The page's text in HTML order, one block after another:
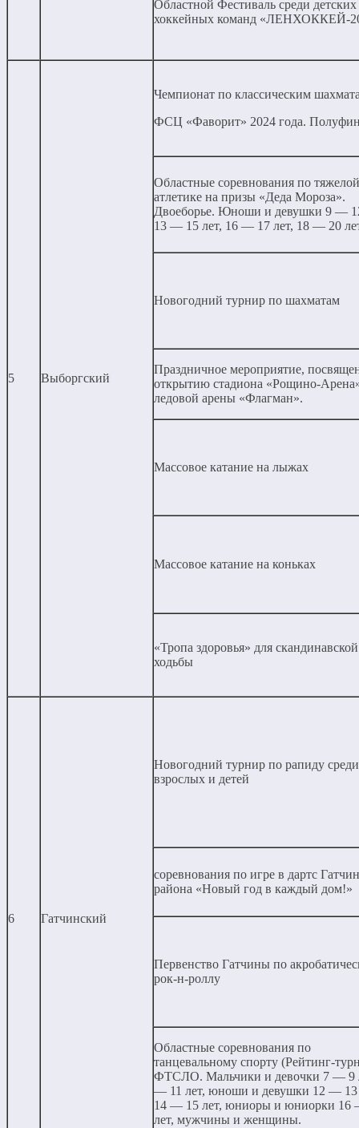
Областной Фестиваль среди детских
хоккейных команд «ЛЕНХОККЕЙ-
5 Выборгский
Чемпионат по классическим
ФСЦ «Фаворит» 2024 года.
Областные соревнования по тяжелой
атлетике на призы «Деда Мороза».
Двоеборье. Юноши и девушки 9 —
13 — 15 лет, 16 — 17 лет, 18 — 20
Новогодний турнир по шахматам
Праздничное мероприятие,
открытию стадиона «Рощино-
ледовой арены «Флагман».
Массовое катание на лыжах
Массовое катание на коньках
«Тропа здоровья» для скандинавской
ходьбы
6 Гатчинский
Новогодний турнир по рапиду среди
взрослых и детей
соревнования по игре в дартс
района «Новый год в каждый дом!»
Первенство Гатчины по
рок-н-роллу
Областные соревнования по
танцевальному спорту (Рейтинг-
ФТСЛО. Мальчики и девочки 7 — 9
— 11 лет, юноши и девушки 12 — 13
14 — 15 лет, юниоры и юниорки 16
лет, мужчины и женщины.